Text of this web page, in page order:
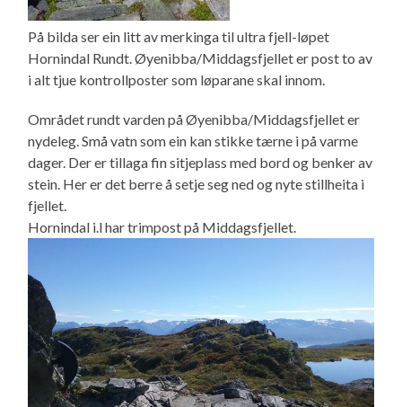
På bilda ser ein litt av merkinga til ultra fjell-løpet
Hornindal Rundt. Øyenibba/Middagsfjellet er post to av
i alt tjue kontrollposter som løparane skal innom.
Området rundt varden på Øyenibba/Middagsfjellet er
nydeleg. Små vatn som ein kan stikke tærne i på varme
dager. Der er tillaga fin sitjeplass med bord og benker av
stein. Her er det berre å setje seg ned og nyte stillheita i
fjellet.
Hornindal i.l har trimpost på Middagsfjellet.